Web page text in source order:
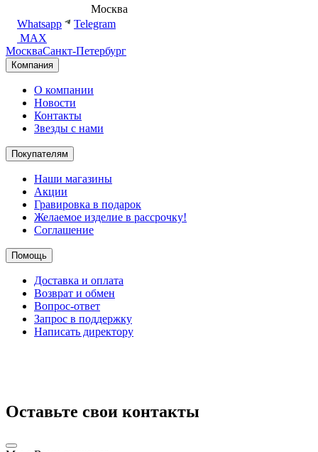
Москва
Whatsapp
Telegram
MAX
МоскваСанкт-Петербург
Компания
О компании
Новости
Контакты
Звезды с нами
Покупателям
Наши магазины
Акции
Гравировка в подарок
Желаемое изделие в рассрочку!
Соглашение
Помощь
Доставка и оплата
Возврат и обмен
Вопрос-ответ
Запрос в поддержку
Написать директору
Оставьте свои контакты